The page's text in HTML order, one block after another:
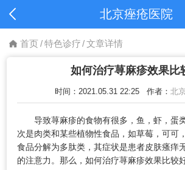
北京痤疮医院
首页 /特色诊疗/文章详情
如何治疗荨麻疹效果比
时间：2021.05.31 22:25 作者： 北
导致荨麻疹的食物有很多，鱼，虾，蛋
次是肉类和某些植物性食品，如草莓，可可
食品分解为多肽类，其症状是患者皮肤瘙痒
的注意力。那么，如何治疗荨麻疹效果比较